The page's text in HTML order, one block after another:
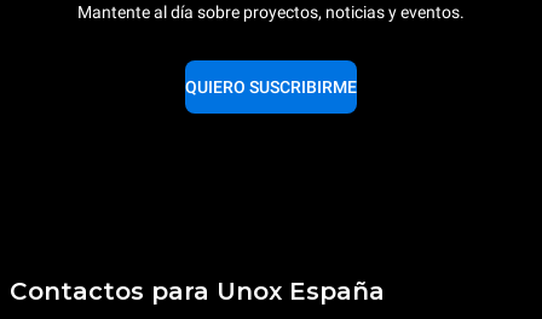
Mantente al día sobre proyectos, noticias y eventos.
QUIERO SUSCRIBIRME
Contactos para Unox España